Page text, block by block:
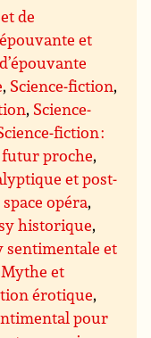
de
et
, Science-fiction,
, Science-
fiction :
futur proche,
et post-
opéra,
historique,
sentimentale et
Mythe et
érotique,
pour